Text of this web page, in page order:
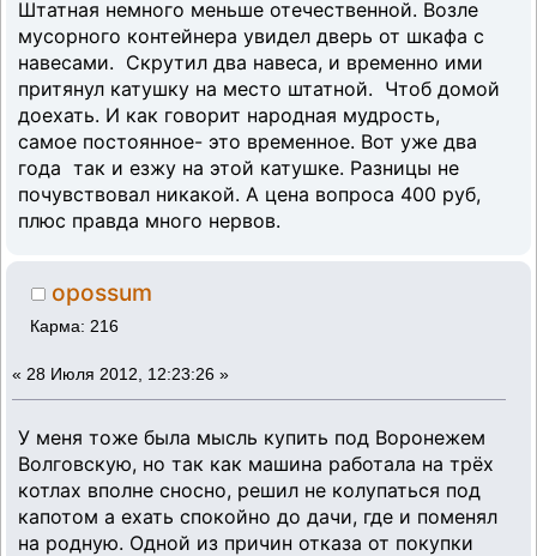
Штатная немного меньше отечественной. Возле
мусорного контейнера увидел дверь от шкафа с
навесами. Скрутил два навеса, и временно ими
притянул катушку на место штатной. Чтоб домой
доехать. И как говорит народная мудрость,
самое постоянное- это временное. Вот уже два
года так и езжу на этой катушке. Разницы не
почувствовал никакой. А цена вопроса 400 руб,
плюс правда много нервов.
opossum
Карма: 216
« 28 Июля 2012, 12:23:26 »
У меня тоже была мысль купить под Воронежем
Волговскую, но так как машина работала на трёх
котлах вполне сносно, решил не колупаться под
капотом а ехать спокойно до дачи, где и поменял
на родную. Одной из причин отказа от покупки